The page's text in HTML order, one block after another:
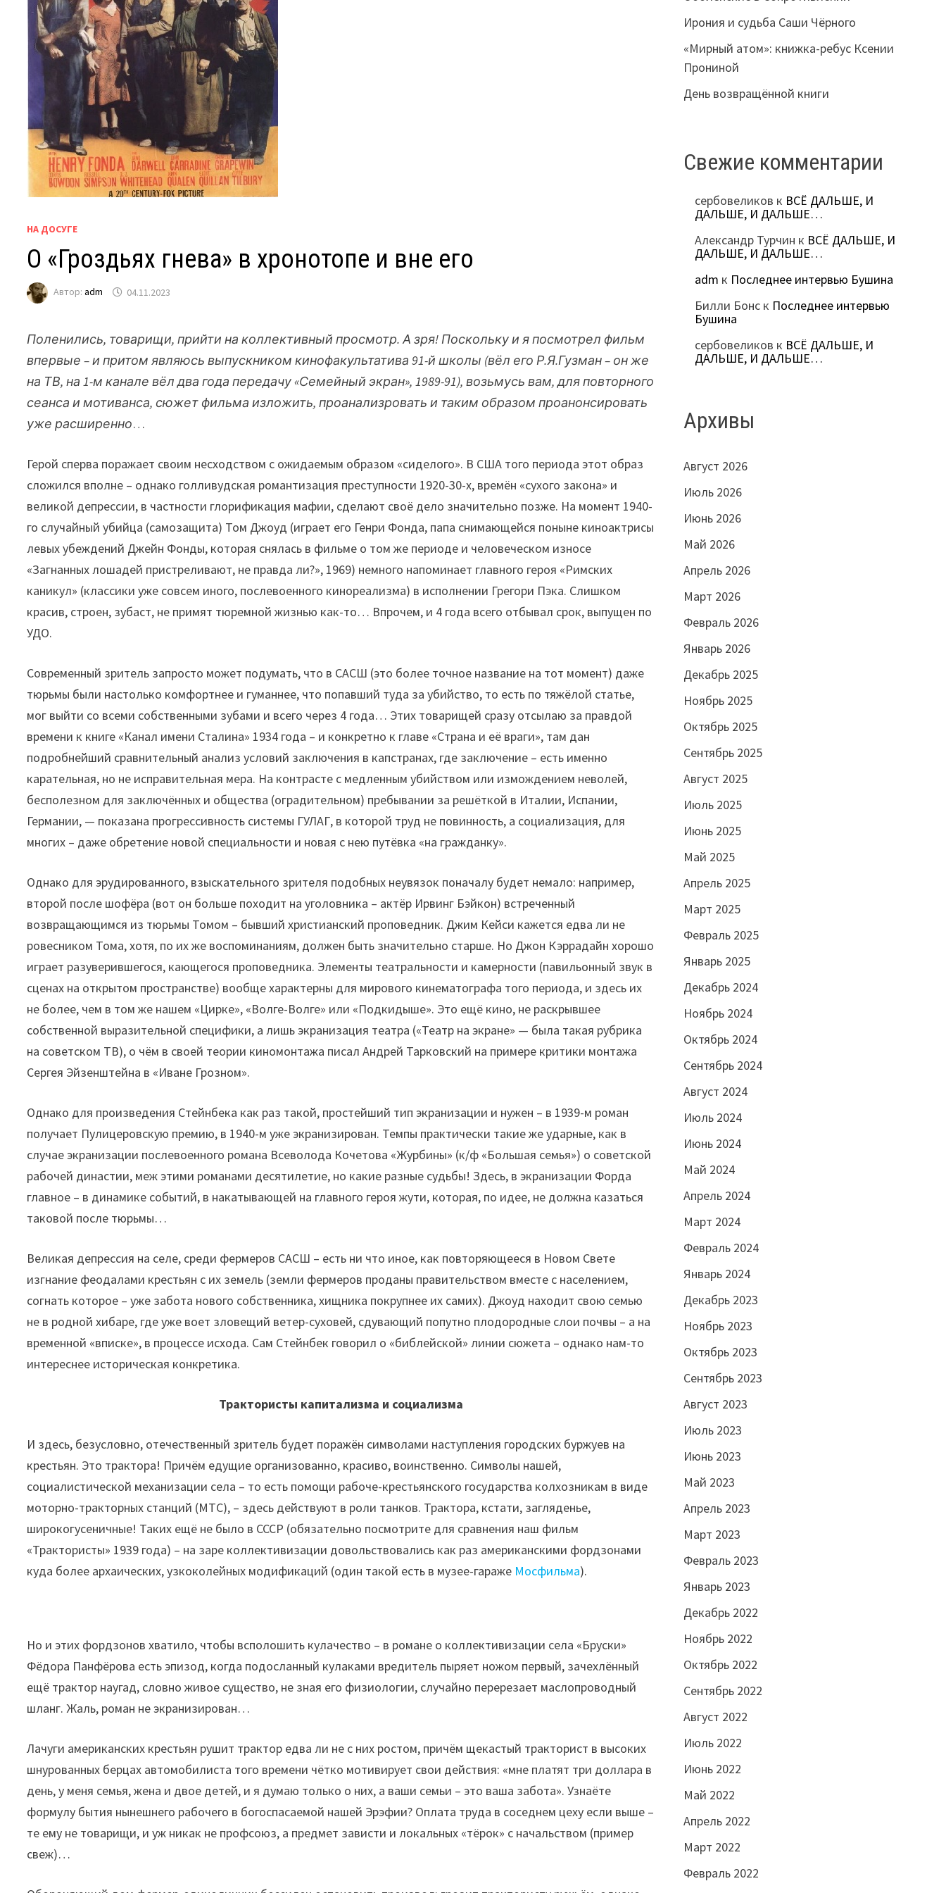
НА ДОСУГЕ
О «Гроздьях гнева» в хронотопе и вне его
Автор:adm 04.11.2023
Поленились, товарищи, прийти на коллективный просмотр. А зря! Поскольку и я посмотрел фильм
впервые – и притом являюсь выпускником кинофакультатива 91-й школы (вёл его Р.Я.Гузман – он же
на ТВ, на 1-м канале вёл два года передачу «Семейный экран», 1989-91), возьмусь вам, для повторного
сеанса и мотиванса, сюжет фильма изложить, проанализровать и таким образом проанонсировать
уже расширенно…
Герой сперва поражает своим несходством с ожидаемым образом «сиделого». В США того периода этот образ
сложился вполне – однако голливудская романтизация преступности 1920-30-х, времён «сухого закона» и
великой депрессии, в частности глорификация мафии, сделают своё дело значительно позже. На момент 1940-
го случайный убийца (самозащита) Том Джоуд (играет его Генри Фонда, папа снимающейся поныне киноактрисы
левых убеждений Джейн Фонды, которая снялась в фильме о том же периоде и человеческом износе
«Загнанных лошадей пристреливают, не правда ли?», 1969) немного напоминает главного героя «Римских
каникул» (классики уже совсем иного, послевоенного кинореализма) в исполнении Грегори Пэка. Слишком
красив, строен, зубаст, не примят тюремной жизнью как-то… Впрочем, и 4 года всего отбывал срок, выпущен по
УДО.
Современный зритель запросто может подумать, что в САСШ (это более точное название на тот момент) даже
тюрьмы были настолько комфортнее и гуманнее, что попавший туда за убийство, то есть по тяжёлой статье,
мог выйти со всеми собственными зубами и всего через 4 года… Этих товарищей сразу отсылаю за правдой
времени к книге «Канал имени Сталина» 1934 года – и конкретно к главе «Страна и её враги», там дан
подробнейший сравнительный анализ условий заключения в капстранах, где заключение – есть именно
карательная, но не исправительная мера. На контрасте с медленным убийством или измождением неволей,
бесполезном для заключённых и общества (оградительном) пребывании за решёткой в Италии, Испании,
Германии, — показана прогрессивность системы ГУЛАГ, в которой труд не повинность, а социализация, для
многих – даже обретение новой специальности и новая с нею путёвка «на гражданку».
Однако для эрудированного, взыскательного зрителя подобных неувязок поначалу будет немало: например,
второй после шофёра (вот он больше походит на уголовника – актёр Ирвинг Бэйкон) встреченный
возвращающимся из тюрьмы Томом – бывший христианский проповедник. Джим Кейси кажется едва ли не
ровесником Тома, хотя, по их же воспоминаниям, должен быть значительно старше. Но Джон Кэррадайн хорошо
играет разуверившегося, кающегося проповедника. Элементы театральности и камерности (павильонный звук в
сценах на открытом пространстве) вообще характерны для мирового кинематографа того периода, и здесь их
не более, чем в том же нашем «Цирке», «Волге-Волге» или «Подкидыше». Это ещё кино, не раскрывшее
собственной выразительной специфики, а лишь экранизация театра («Театр на экране» — была такая рубрика
на советском ТВ), о чём в своей теории киномонтажа писал Андрей Тарковский на примере критики монтажа
Сергея Эйзенштейна в «Иване Грозном».
Однако для произведения Стейнбека как раз такой, простейший тип экранизации и нужен – в 1939-м роман
получает Пулицеровскую премию, в 1940-м уже экранизирован. Темпы практически такие же ударные, как в
случае экранизации послевоенного романа Всеволода Кочетова «Журбины» (к/ф «Большая семья») о советской
рабочей династии, меж этими романами десятилетие, но какие разные судьбы! Здесь, в экранизации Форда
главное – в динамике событий, в накатывающей на главного героя жути, которая, по идее, не должна казаться
таковой после тюрьмы…
Великая депрессия на селе, среди фермеров САСШ – есть ни что иное, как повторяющееся в Новом Свете
изгнание феодалами крестьян с их земель (земли фермеров проданы правительством вместе с населением,
согнать которое – уже забота нового собственника, хищника покрупнее их самих). Джоуд находит свою семью
не в родной хибаре, где уже воет зловещий ветер-суховей, сдувающий попутно плодородные слои почвы – а на
временной «вписке», в процессе исхода. Сам Стейнбек говорил о «библейской» линии сюжета – однако нам-то
интереснее историческая конкретика.
Трактористы капитализма и социализма
И здесь, безусловно, отечественный зритель будет поражён символами наступления городских буржуев на
крестьян. Это трактора! Причём едущие организованно, красиво, воинственно. Символы нашей,
социалистической механизации села – то есть помощи рабоче-крестьянского государства колхозникам в виде
моторно-тракторных станций (МТС), – здесь действуют в роли танков. Трактора, кстати, загляденье,
широкогусеничные! Таких ещё не было в СССР (обязательно посмотрите для сравнения наш фильм
«Трактористы» 1939 года) – на заре коллективизации довольствовались как раз американскими фордзонами
куда более архаических, узкоколейных модификаций (один такой есть в музее-гараже Мосфильма).
Но и этих фордзонов хватило, чтобы всполошить кулачество – в романе о коллективизации села «Бруски»
Фёдора Панфёрова есть эпизод, когда подосланный кулаками вредитель пыряет ножом первый, зачехлённый
ещё трактор наугад, словно живое существо, не зная его физиологии, случайно перерезает маслопроводный
шланг. Жаль, роман не экранизирован…
Лачуги американских крестьян рушит трактор едва ли не с них ростом, причём щекастый тракторист в высоких
шнурованных берцах автомобилиста того времени чётко мотивирует свои действия: «мне платят три доллара в
день, у меня семья, жена и двое детей, и я думаю только о них, а ваши семьи – это ваша забота». Узнаёте
формулу бытия нынешнего рабочего в богоспасаемой нашей Эрэфии? Оплата труда в соседнем цеху если выше –
те ему не товарищи, и уж никак не профсоюз, а предмет зависти и локальных «тёрок» с начальством (пример
свеж)…
Ирония и судьба Саши Чёрного
«Мирный атом»: книжка-ребус Ксении
Прониной
День возвращённой книги
Свежие комментарии
сербовеликов к ВСЁ ДАЛЬШЕ, И
ДАЛЬШЕ, И ДАЛЬШЕ…
Александр Турчин к ВСЁ ДАЛЬШЕ, И
ДАЛЬШЕ, И ДАЛЬШЕ…
adm к Последнее интервью Бушина
Билли Бонск Последнее интервью
Бушина
сербовеликов к ВСЁ ДАЛЬШЕ, И
ДАЛЬШЕ, И ДАЛЬШЕ…
Архивы
Август 2026
Июль 2026
Июнь 2026
Май 2026
Апрель 2026
Март 2026
Февраль 2026
Январь 2026
Декабрь 2025
Ноябрь 2025
Октябрь 2025
Сентябрь 2025
Август 2025
Июль 2025
Июнь 2025
Май 2025
Апрель 2025
Март 2025
Февраль 2025
Январь 2025
Декабрь 2024
Ноябрь 2024
Октябрь 2024
Сентябрь 2024
Август 2024
Июль 2024
Июнь 2024
Май 2024
Апрель 2024
Март 2024
Февраль 2024
Январь 2024
Декабрь 2023
Ноябрь 2023
Октябрь 2023
Сентябрь 2023
Август 2023
Июль 2023
Июнь 2023
Май 2023
Апрель 2023
Март 2023
Февраль 2023
Январь 2023
Декабрь 2022
Ноябрь 2022
Октябрь 2022
Сентябрь 2022
Август 2022
Июль 2022
Июнь 2022
Май 2022
Апрель 2022
Март 2022
Февраль 2022